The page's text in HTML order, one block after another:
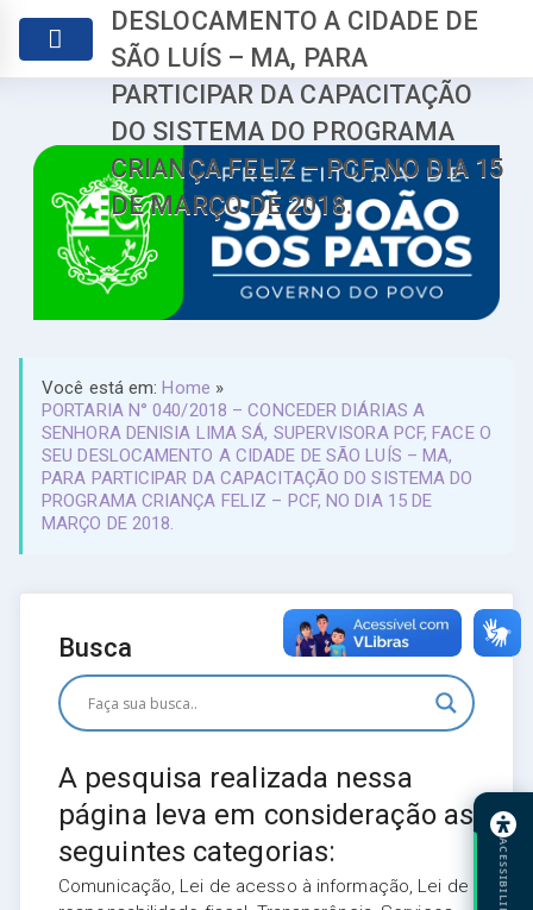
DESLOCAMENTO A CIDADE DE
SÃO LUÍS – MA, PARA
PARTICIPAR DA CAPACITAÇÃO
DO SISTEMA DO PROGRAMA
CRIANÇA FELIZ – PCF, NO DIA 15
DE MARÇO DE 2018.
Você está em:Home »
PORTARIA N° 040/2018 – CONCEDER DIÁRIAS A
SENHORA DENISIA LIMA SÁ, SUPERVISORA PCF, FACE O
SEU DESLOCAMENTO A CIDADE DE SÃO LUÍS – MA,
PARA PARTICIPAR DA CAPACITAÇÃO DO SISTEMA DO
PROGRAMA CRIANÇA FELIZ – PCF, NO DIA 15 DE
MARÇO DE 2018.
Busca
A pesquisa realizada nessa
página leva em consideração as
seguintes categorias:
Comunicação, Lei de acesso à informação, Lei de
ACESSIBILIDADE